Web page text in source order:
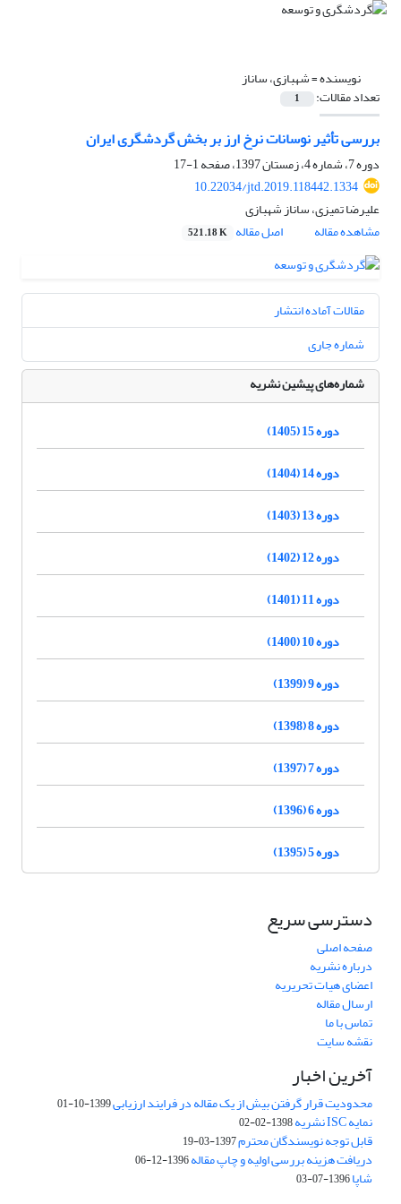
نویسنده =شهبازی، ساناز
تعداد مقالات: 1
بررسی تأثیر نوسانات نرخ ارز بر بخش گردشگری ایران
دوره 7، شماره 4، زمستان 1397، صفحه
1-17
10.22034/jtd.2019.118442.1334
علیرضا تمیزی، ساناز شهبازی
مشاهده مقاله
اصل مقاله 521.18 K
مقالات آماده انتشار
شماره جاری
شماره‌های پیشین نشریه
دوره 15 (1405)
دوره 14 (1404)
دوره 13 (1403)
دوره 12 (1402)
دوره 11 (1401)
دوره 10 (1400)
دوره 9 (1399)
دوره 8 (1398)
دوره 7 (1397)
دوره 6 (1396)
دوره 5 (1395)
دسترسی سریع
صفحه اصلی
درباره نشریه
اعضای هیات تحریریه
ارسال مقاله
تماس با ما
نقشه سایت
آخرین اخبار
محدودیت قرار گرفتن بیش از یک مقاله در فرایند ارزیابی1399-10-01
نمایه ISC نشریه 1398-02-02
قابل توجه نویسندگان محترم1397-03-19
دریافت هزینه بررسی اولیه و چاپ مقاله1396-12-06
شاپا1396-07-03